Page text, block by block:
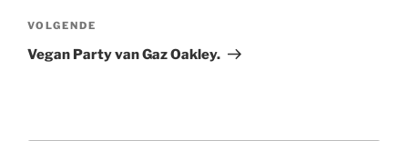
Volgend
bericht
VOLGENDE
Vegan Party van Gaz Oakley.